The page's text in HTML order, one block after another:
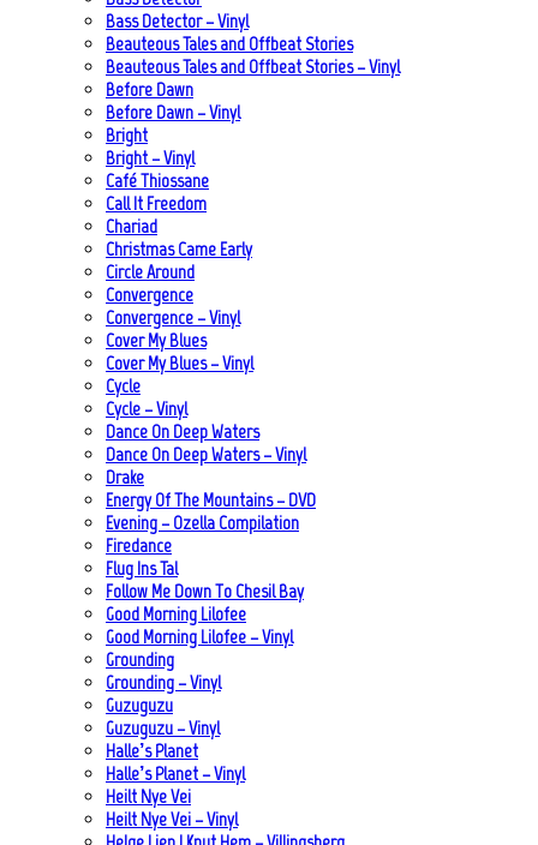
Bass Detector – Vinyl
Beauteous Tales and Offbeat Stories
Beauteous Tales and Offbeat Stories – Vinyl
Before Dawn
Before Dawn – Vinyl
Bright
Bright – Vinyl
Café Thiossane
Call It Freedom
Chariad
Christmas Came Early
Circle Around
Convergence
Convergence – Vinyl
Cover My Blues
Cover My Blues – Vinyl
Cycle
Cycle – Vinyl
Dance On Deep Waters
Dance On Deep Waters – Vinyl
Drake
Energy Of The Mountains – DVD
Evening – Ozella Compilation
Firedance
Flug Ins Tal
Follow Me Down To Chesil Bay
Good Morning Lilofee
Good Morning Lilofee – Vinyl
Grounding
Grounding – Vinyl
Guzuguzu
Guzuguzu – Vinyl
Halle’s Planet
Halle’s Planet – Vinyl
Heilt Nye Vei
Heilt Nye Vei – Vinyl